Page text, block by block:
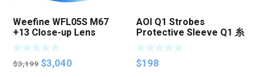
Weefine WFL05S M67
+13 Close-up Lens
$3,199 Original
$3,040
AOI Q1 Strobes
Protective Sleeve Q1 糸
列閃燈保護套
$198